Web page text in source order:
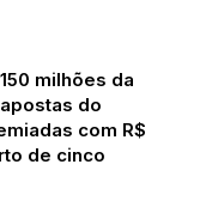
milhões da
do
com R$
de cinco